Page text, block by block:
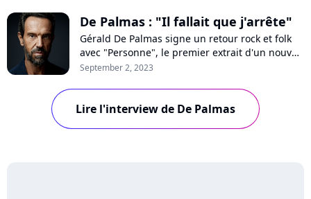
De Palmas : "Il fallait que j'arrête"
Gérald De Palmas signe un retour rock et folk
avec "Personne", le premier extrait d'un nouvel
album attendu en novembre. Sa longue
besoin de reconnaissance : rencontre avec un
artiste qui a retrouvé le feu sacré.
September 2, 2023
Lire l'interview de De Palmas